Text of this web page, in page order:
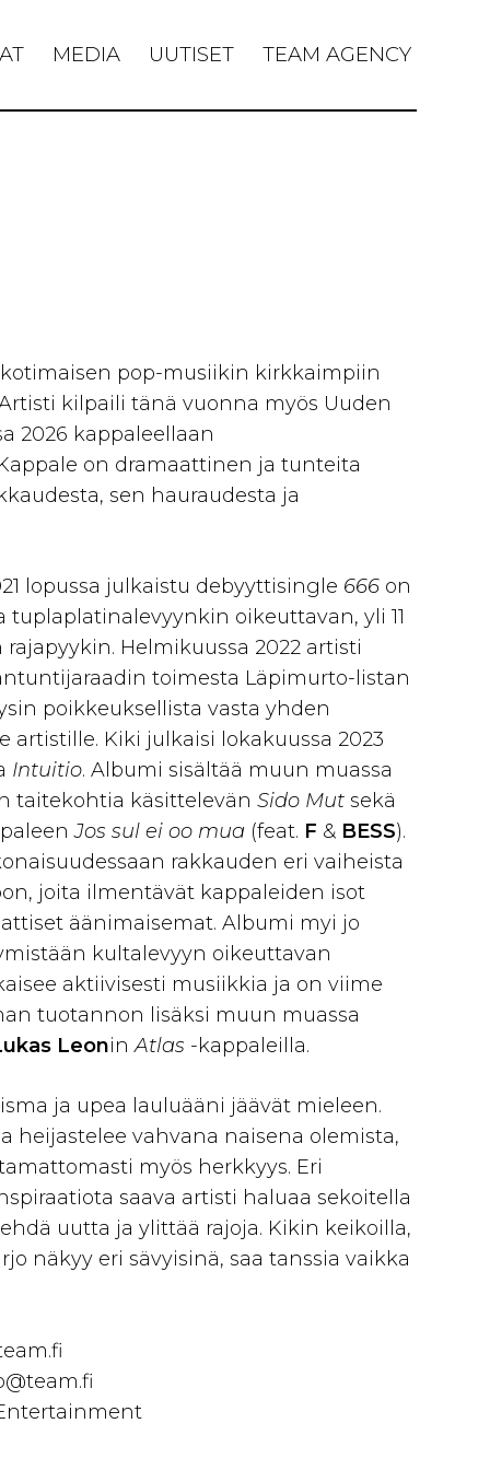
MEDIA UUTISET TEAM AGENCY
pop-musiikin kirkkaimpiin
kilpaili tänä vuonna myös Uuden
2026 kappaleellaan
on dramaattinen ja tunteita
sen hauraudesta ja
lopussa julkaistu debyyttisingle 666 on
tuplaplatinalevyynkin oikeuttavan, yli 11
Helmikuussa 2022 artisti
toimesta Läpimurto-listan
poikkeuksellista vasta yhden
artistille. Kiki julkaisi lokakuussa 2023
Intuitio. Albumi sisältää muun muassa
taitekohtia käsittelevänSido Mut sekä
Jos sul ei oo mua (feat. F & BESS).
rakkauden eri vaiheista
joita ilmentävät kappaleiden isot
äänimaisemat. Albumi myi jo
kultalevyyn oikeuttavan
aktiivisesti musiikkia ja on viime
tuotannon lisäksi muun muassa
LeoninAtlas -kappaleilla.
ja upea lauluääni jäävät mieleen.
heijastelee vahvana naisena olemista,
myös herkkyys. Eri
saava artisti haluaa sekoitella
uutta ja ylittää rajoja. Kikin keikoilla,
näkyy eri sävyisinä, saa tanssia vaikka